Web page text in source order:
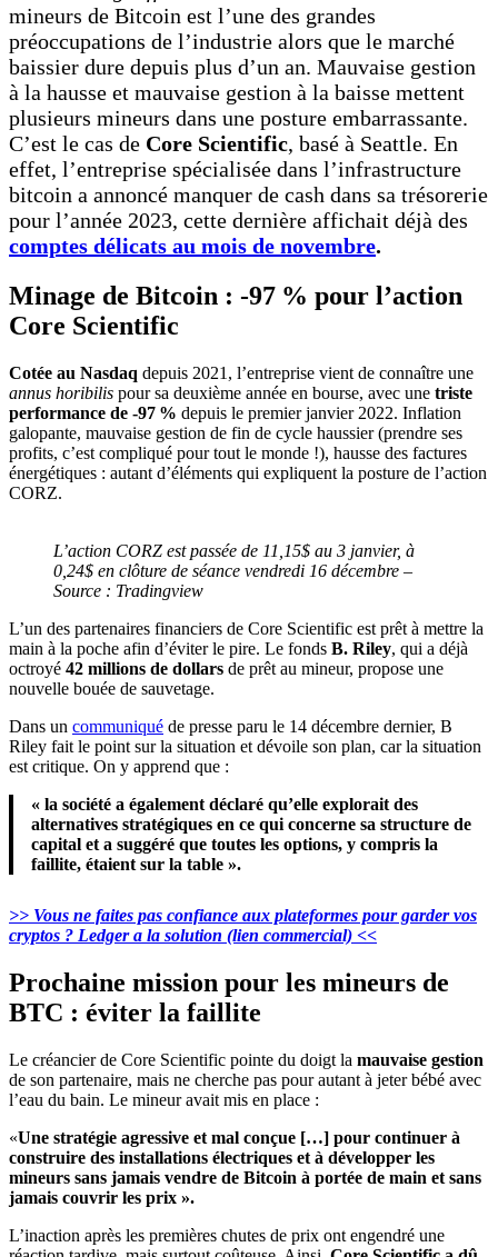
mineurs de Bitcoin est l’une des grandes
préoccupations de l’industrie alors que le marché
baissier dure depuis plus d’un an. Mauvaise gestion
à la hausse et mauvaise gestion à la baisse mettent
plusieurs mineurs dans une posture embarrassante.
C’est le cas de Core Scientific, basé à Seattle. En
effet, l’entreprise spécialisée dans l’infrastructure
bitcoin a annoncé manquer de cash dans sa trésorerie
pour l’année 2023, cette dernière affichait déjà des
comptes délicats au mois de novembre.
Minage de Bitcoin : -97 % pour l’action
Core Scientific
Cotée au Nasdaq depuis 2021, l’entreprise vient de connaître une
annus horibilis pour sa deuxième année en bourse, avec une triste
performance de -97 % depuis le premier janvier 2022. Inflation
galopante, mauvaise gestion de fin de cycle haussier (prendre ses
profits, c’est compliqué pour tout le monde !), hausse des factures
énergétiques : autant d’éléments qui expliquent la posture de l’action
CORZ.
L’action CORZ est passée de 11,15$ au 3 janvier, à
0,24$ en clôture de séance vendredi 16 décembre –
Source : Tradingview
L’un des partenaires financiers de Core Scientific est prêt à mettre la
main à la poche afin d’éviter le pire. Le fonds B. Riley, qui a déjà
octroyé 42 millions de dollars de prêt au mineur, propose une
nouvelle bouée de sauvetage.
Dans un communiqué de presse paru le 14 décembre dernier, B
Riley fait le point sur la situation et dévoile son plan, car la situation
est critique. On y apprend que :
« la société a également déclaré qu’elle explorait des
alternatives stratégiques en ce qui concerne sa structure de
capital et a suggéré que toutes les options, y compris la
faillite, étaient sur la table ».
>> Vous ne faites pas confiance aux plateformes pour garder vos
cryptos ? Ledger a la solution (lien commercial) <<
Prochaine mission pour les mineurs de
BTC : éviter la faillite
Le créancier de Core Scientific pointe du doigt la mauvaise gestion
de son partenaire, mais ne cherche pas pour autant à jeter bébé avec
l’eau du bain. Le mineur avait mis en place :
«Une stratégie agressive et mal conçue […] pour continuer à
construire des installations électriques et à développer les
mineurs sans jamais vendre de Bitcoin à portée de main et sans
jamais couvrir les prix ».
L’inaction après les premières chutes de prix ont engendré une